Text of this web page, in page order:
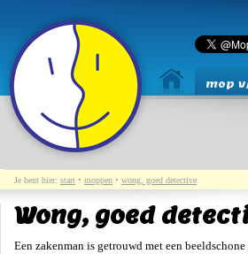
mop
Je bent hier: start • moppen • wong, goed detective
Wong, goed
Een zakenman is getrouwd met een